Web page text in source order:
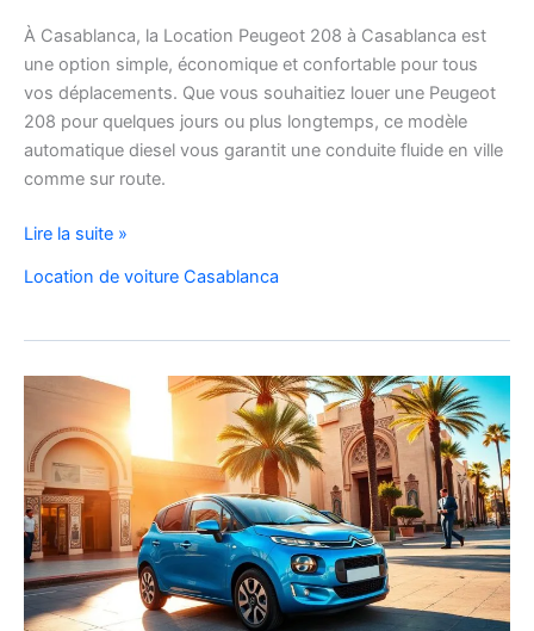
À Casablanca, la Location Peugeot 208 à Casablanca est
une option simple, économique et confortable pour tous
vos déplacements. Que vous souhaitiez louer une Peugeot
208 pour quelques jours ou plus longtemps, ce modèle
automatique diesel vous garantit une conduite fluide en ville
comme sur route.
Location
208
Diesel
à
Casablanca
Louer
Facilement
Lire la suite »
Location de voiture Casablanca